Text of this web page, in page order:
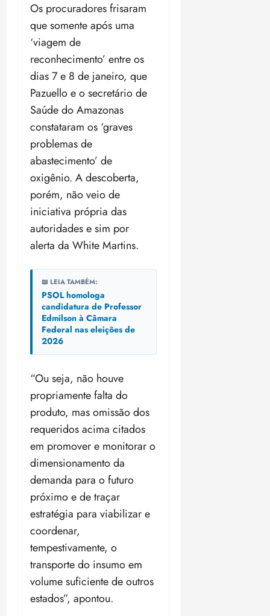
Os procuradores frisaram
que somente após uma
‘viagem de
reconhecimento’ entre os
dias 7 e 8 de janeiro, que
Pazuello e o secretário de
Saúde do Amazonas
constataram os ‘graves
problemas de
abastecimento’ de
oxigênio. A descoberta,
porém, não veio de
iniciativa própria das
autoridades e sim por
alerta da White Martins.
📖 LEIA TAMBÉM:
PSOL homologa
candidatura de Professor
Edmilson à Câmara
Federal nas eleições de
2026
“Ou seja, não houve
propriamente falta do
produto, mas omissão dos
requeridos acima citados
em promover e monitorar o
dimensionamento da
demanda para o futuro
próximo e de traçar
estratégia para viabilizar e
coordenar,
tempestivamente, o
transporte do insumo em
volume suficiente de outros
estados”, apontou.